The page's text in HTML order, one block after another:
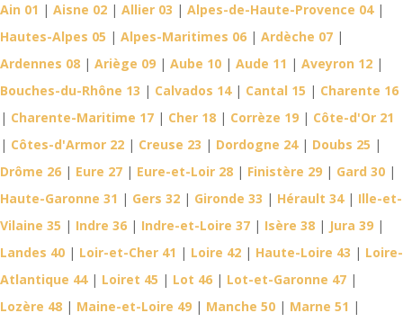
Ain 01 | Aisne 02 | Allier 03 | Alpes-de-Haute-Provence 04|
Hautes-Alpes 05 | Alpes-Maritimes 06 | Ardèche 07 |
Ardennes 08 | Ariège 09 | Aube 10 | Aude 11 | Aveyron 12 |
Bouches-du-Rhône 13 | Calvados 14| Cantal 15 | Charente 16
| Charente-Maritime 17 | Cher 18 | Corrèze 19 | Côte-d'Or 21
| Côtes-d'Armor 22 | Creuse 23 | Dordogne 24| Doubs 25 |
Drôme 26 | Eure 27 | Eure-et-Loir 28 | Finistère 29 | Gard 30 |
Haute-Garonne 31 | Gers 32 | Gironde 33 | Hérault 34| Ille-et-
Vilaine 35 | Indre 36 | Indre-et-Loire 37 | Isère 38 | Jura 39 |
Landes 40 | Loir-et-Cher 41 | Loire 42 | Haute-Loire 43 | Loire-
Atlantique 44| Loiret 45 | Lot 46 | Lot-et-Garonne 47 |
Lozère 48 | Maine-et-Loire 49 | Manche 50 | Marne 51 |